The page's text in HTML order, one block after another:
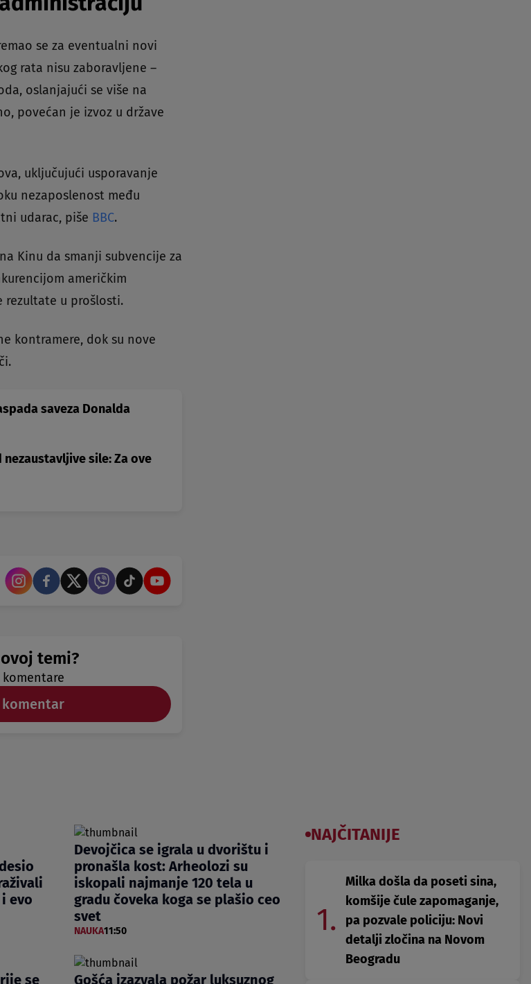
se za eventualni novi
rata nisu zaboravljene –
oslanjajući se više na
povećan je izvoz u države
uključujući usporavanje
nezaposlenost među
udarac, piše BBC.
Kinu da smanji subvencije za
američkim
rezultate u prošlosti.
kontramere, dok su nove
saveza Donalda
sile: Za ove
temi?
evo
Devojčica se igrala u dvorištu i
pronašla kost: Arheolozi su
iskopali najmanje 120 tela u
gradu čoveka koga se plašio ceo
svet
NAUKA11:50
se Gošća izazvala požar luksuznog
NAJČITANIJE
1.
Milka došla da poseti sina,
komšije čule zapomaganje,
pa pozvale policiju: Novi
detalji zločina na Novom
Beogradu